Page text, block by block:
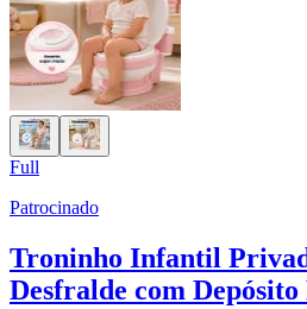
Full
Patrocinado
Troninho Infantil
Desfralde com Depósito